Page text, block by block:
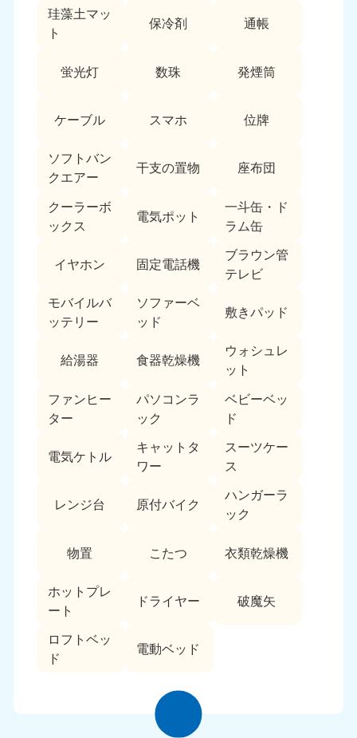
珪藻土マッ
ト
保冷剤 通帳
蛍光灯 数珠 発煙筒
ケーブル スマホ 位牌
ソフトバン
クエアー
干支の置物 座布団
クーラーボ
ックス
電気ポット
一斗缶・ド
ラム缶
イヤホン 固定電話機
ブラウン管
テレビ
モバイルバ
ッテリー
ソファーベ
ッド
敷きパッド
給湯器 食器乾燥機
ウォシュレ
ット
ファンヒー
ター
パソコンラ
ック
ベビーベッ
ド
電気ケトル
キャットタ
ワー
スーツケー
ス
レンジ台 原付バイク
ハンガーラ
ック
物置 こたつ 衣類乾燥機
ホットプレ
ート
ドライヤー 破魔矢
ロフトベッ
ド
電動ベッド
愛媛県
050-1880-9896
高知県
050-1880-9897
九州・沖縄
福岡県
050-1880-9895
佐賀県
050-1880-9894
長崎県
050-1880-9891
9:00〜19:00 年中無休
050-1880-9889
9:00〜19:00 年中無休
050-1880-9893
宮崎県
050-1880-9890
熊本県
9:00〜19:00 年中無休
沖縄県
050-1880-9887
9:00〜19:00 年中無休